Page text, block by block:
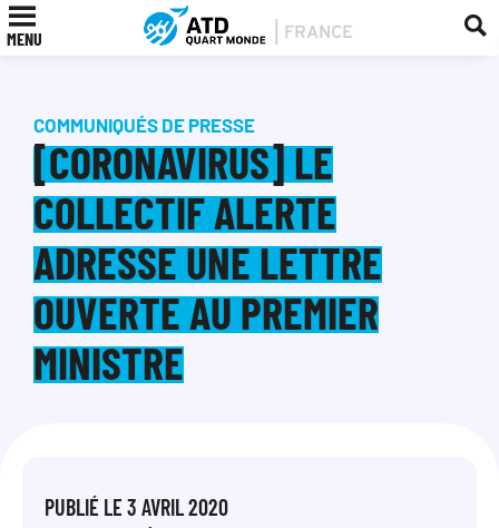
MENU
COMMUNIQUÉS DE PRESSE
[CORONAVIRUS] LE
COLLECTIF ALERTE
ADRESSE UNE LETTRE
OUVERTE AU PREMIER
MINISTRE
PUBLIÉ LE 3 AVRIL 2020